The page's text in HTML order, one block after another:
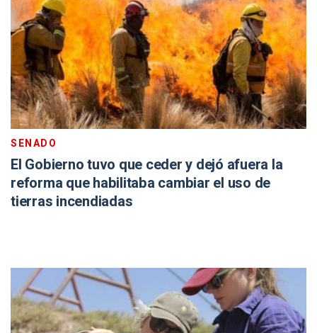
SENADO
El Gobierno tuvo que ceder y dejó afuera la
reforma que habilitaba cambiar el uso de
tierras incendiadas